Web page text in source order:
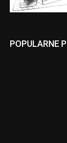
POPULARNE